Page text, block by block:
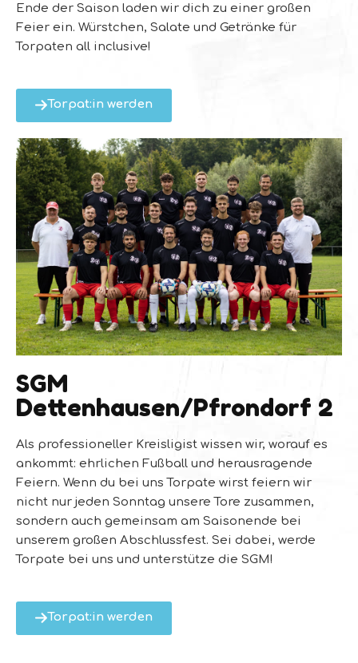
Ende der Saison laden wir dich zu einer großen
Feier ein. Würstchen, Salate und Getränke für
Torpaten all inclusive!
Torpat:in werden
SGM
Dettenhausen/Pfrondorf 2
Als professioneller Kreisligist wissen wir, worauf es
ankommt: ehrlichen Fußball und herausragende
Feiern. Wenn du bei uns Torpate wirst feiern wir
nicht nur jeden Sonntag unsere Tore zusammen,
sondern auch gemeinsam am Saisonende bei
unserem großen Abschlussfest. Sei dabei, werde
Torpate bei uns und unterstütze die SGM!
Torpat:in werden